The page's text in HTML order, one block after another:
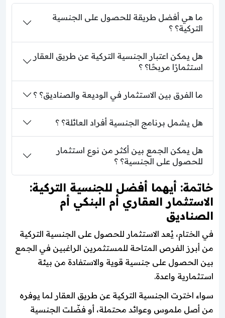
ما هي أفضل طريقة للحصول على الجنسية
التركية؟ ؟
هل يمكن اعتبار الجنسية التركية عن طريق العقار
استثمارًا مربحًا؟ ؟
ما الفرق بين الاستثمار في الوديعة والصناديق؟ ؟
هل يشمل برنامج الجنسية أفراد العائلة؟ ؟
هل يمكن الجمع بين أكثر من نوع استثمار
للحصول على الجنسية؟ ؟
خاتمة: أيهما أفضل للجنسية التركية:
الاستثمار العقاري أم البنكي أم
الصناديق
في الختام، يُعد الاستثمار للحصول على الجنسية التركية
من أبرز الفرص المتاحة للمستثمرين الراغبين في الجمع
بين الحصول على جنسية قوية والاستفادة من بيئة
استثمارية واعدة.
سواء اخترت الجنسية التركية عن طريق العقار لما يوفره
من أصل ملموس وعوائد محتملة، أو فضّلت الجنسية